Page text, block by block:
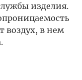
изделия.
воздух, в нем